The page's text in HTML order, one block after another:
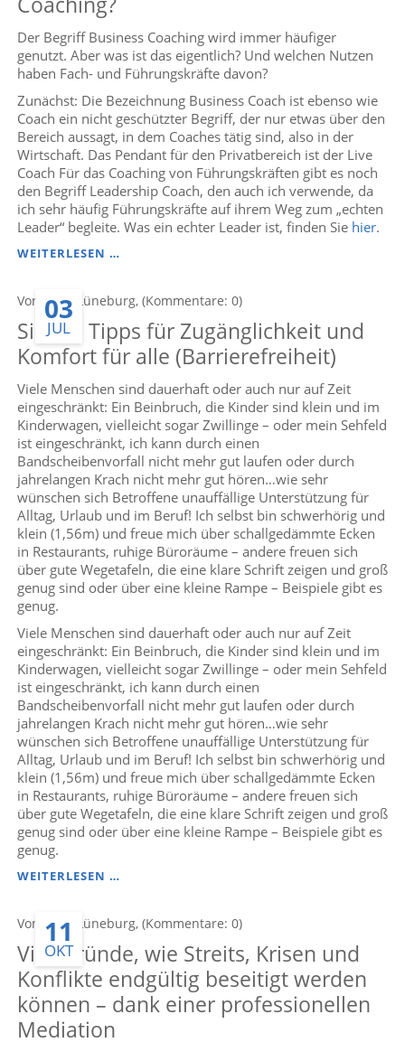
ENTWICKELN
KÖNNEN
UND
WAS
SIE
FÜHRUNGSKRAFT
DAZU
BEITRAGEN
KÖNNEN
Der Begriff Business Coaching wird immer häufiger
genutzt. Aber was ist das eigentlich? Und welchen Nutzen
haben Fach- und Führungskräfte davon?
Zunächst: Die Bezeichnung Business Coach ist ebenso wie
Coach ein nicht geschützter Begriff, der nur etwas über den
Bereich aussagt, in dem Coaches tätig sind, also in der
Wirtschaft. Das Pendant für den Privatbereich ist der Live
Coach Für das Coaching von Führungskräften gibt es noch
den Begriff Leadership Coach, den auch ich verwende, da
ich sehr häufig Führungskräfte auf ihrem Weg zum „echten
Leader“ begleite. Was ein echter Leader ist, finden Sie hier.
WEITERLESEN …WELCHEN
BUSINESS
Von Anke Lüneburg, (Kommentare: 0)
03
JUL
Sieben Tipps für Zugänglichkeit und
Komfort für alle (Barrierefreiheit)
Viele Menschen sind dauerhaft oder auch nur auf Zeit
eingeschränkt: Ein Beinbruch, die Kinder sind klein und im
Kinderwagen, vielleicht sogar Zwillinge – oder mein Sehfeld
ist eingeschränkt, ich kann durch einen
Bandscheibenvorfall nicht mehr gut laufen oder durch
jahrelangen Krach nicht mehr gut hören…wie sehr
wünschen sich Betroffene unauffällige Unterstützung für
Alltag, Urlaub und im Beruf! Ich selbst bin schwerhörig und
klein (1,56m) und freue mich über schallgedämmte Ecken
in Restaurants, ruhige Büroräume – andere freuen sich
über gute Wegetafeln, die eine klare Schrift zeigen und groß
genug sind oder über eine kleine Rampe – Beispiele gibt es
genug.
Viele Menschen sind dauerhaft oder auch nur auf Zeit
eingeschränkt: Ein Beinbruch, die Kinder sind klein und im
Kinderwagen, vielleicht sogar Zwillinge – oder mein Sehfeld
ist eingeschränkt, ich kann durch einen
Bandscheibenvorfall nicht mehr gut laufen oder durch
jahrelangen Krach nicht mehr gut hören…wie sehr
wünschen sich Betroffene unauffällige Unterstützung für
Alltag, Urlaub und im Beruf! Ich selbst bin schwerhörig und
klein (1,56m) und freue mich über schallgedämmte Ecken
in Restaurants, ruhige Büroräume – andere freuen sich
über gute Wegetafeln, die eine klare Schrift zeigen und groß
genug sind oder über eine kleine Rampe – Beispiele gibt es
genug.
WEITERLESEN …SIEBEN
ZUGÄNGLICHKEIT
KOMFORT
FÜR
ALLE
(BARRIEREFREIHEIT)
Von Anke Lüneburg, (Kommentare: 0)
11
OKT
Vier Gründe, wie Streits, Krisen und
Konflikte endgültig beseitigt werden
können – dank einer professionellen
Mediation